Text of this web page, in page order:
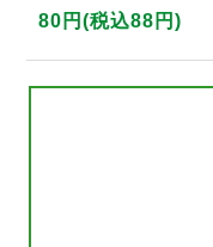
80円(税込88円)